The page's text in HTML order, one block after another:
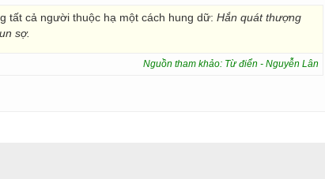
tất cả người thuộc hạ một cách hung dữ: Hắn quát thượng
sợ.
Nguồn tham khảo: Từ điển - Nguyễn Lân